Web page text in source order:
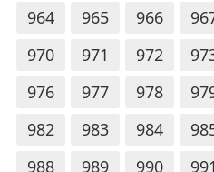
964
965 966
970
971 972
976
977 978
982
983 984
988
989 990 991